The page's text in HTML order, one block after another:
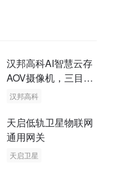
汉邦高科AI智慧云存
AOV摄像机，三目太
阳能多摄球机
汉邦高科
太阳能多摄球机
天启低轨卫星物联网
通用网关
天启卫星